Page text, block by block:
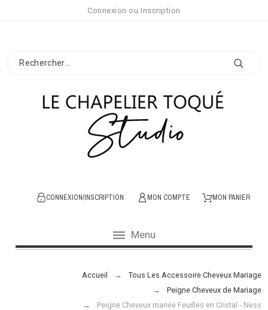
Connexion ou Inscription
CONNEXION/INSCRIPTION MON COMPTE MON PANIER
Menu
Accueil
Tous Les Accessoire Cheveux Mariage
Peigne Cheveux de Mariage
Peigne Cheveux mariée Feuilles en Cristal - Ness